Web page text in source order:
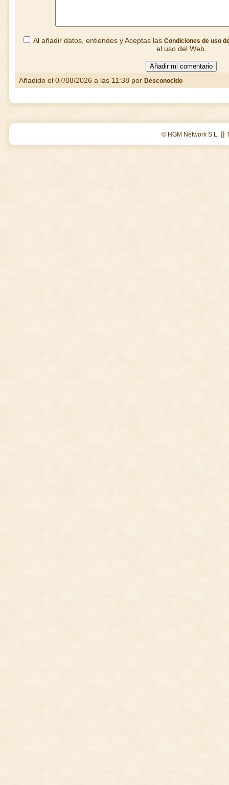
Al añadir datos, entiendes y Aceptas las Condiciones de uso
el uso del Web.
Añadido el 07/08/2026 a las 11:38 por Desconocido
© HGM Network S.L. ||